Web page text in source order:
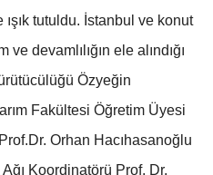
tutuldu. İstanbul ve konut
devamlılığın ele alındığı
Özyeğin
Fakültesi Öğretim Üyesi
Orhan Hacıhasanoğlu
Koordinatörü Prof. Dr.